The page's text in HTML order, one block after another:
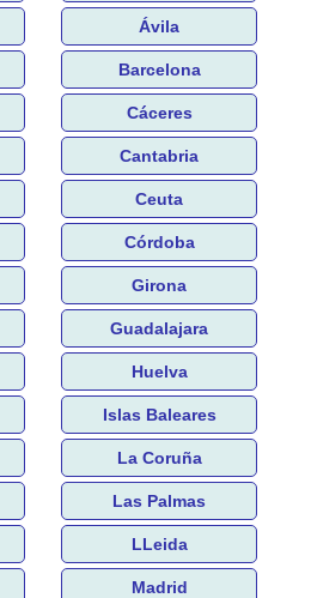
Ávila
Barcelona
Cáceres
Cantabria
Ceuta
Córdoba
Girona
Guadalajara
Huelva
Islas Baleares
La Coruña
Las Palmas
LLeida
Madrid